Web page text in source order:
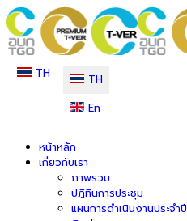
TH
TH
En
หน้าหลัก
เกี่ยวกับเรา
ภาพรวม
ปฏิทินการประชุม
แผนการดำเนินงานประจำปี